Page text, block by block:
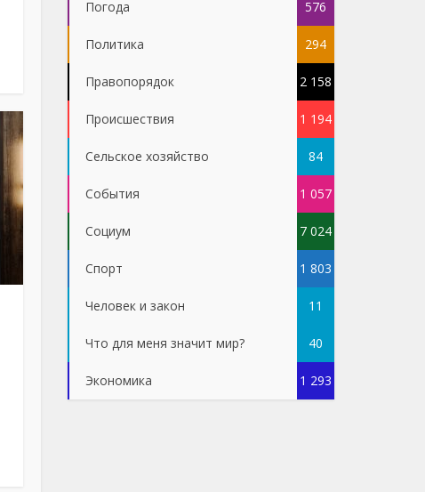
Погода 576
Политика 294
Правопорядок 2 158
Проиcшествия 1 194
Сельское хозяйство 84
События 1 057
Социум 7 024
Спорт 1 803
Человек и закон 11
Что для меня значит мир? 40
Экономика 1 293